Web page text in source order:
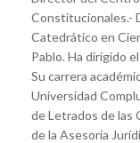
Constitucionales.-
Catedrático en
Pablo. Ha dirigido
Su carrera
Universidad
de Letrados de las
de la Asesoría